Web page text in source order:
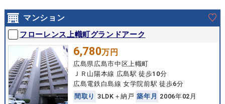
マンション
フローレンス上幟町グランドアーク
6,780万円
広島県広島市中区上幟町
ＪＲ山陽本線 広島駅 徒歩10分
広島電鉄白島線 女学院前駅 徒歩6分
間 取 り 3LDK＋納戸 築年 月 2006年02月